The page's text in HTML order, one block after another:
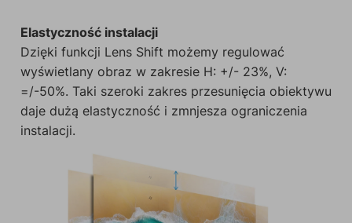
Elastyczność instalacji
Dzięki funkcji Lens Shift możemy regulować
wyświetlany obraz w zakresie H: +/- 23%, V:
=/-50%. Taki szeroki zakres przesunięcia obiektywu
daje dużą elastyczność i zmnjesza ograniczenia
instalacji.